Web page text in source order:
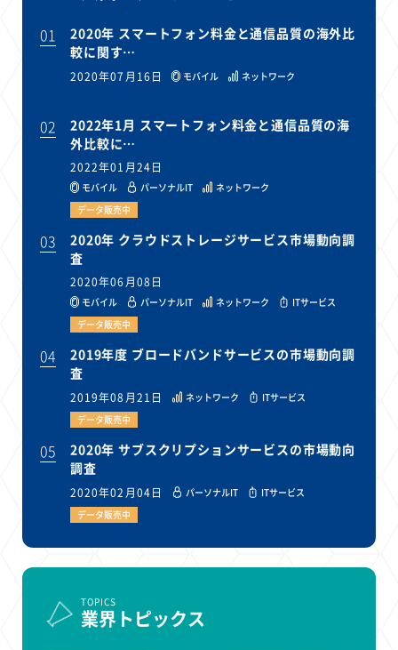
01
2020年 スマートフォン料金と通信品質の海外比
較に関す…
2020年07月16日 モバイル ネットワーク
02
2022年1月 スマートフォン料金と通信品質の海
外比較に…
2022年01月24日
モバイル パーソナルIT
ネットワーク
データ販売中
03
2020年 クラウドストレージサービス市場動向調
査
2020年06月08日
モバイル パーソナルIT ネットワーク
ITサービス
データ販売中
04
2019年度 ブロードバンドサービスの市場動向調
査
2019年08月21日 ネットワーク
ITサービス
データ販売中
05
2020年 サブスクリプションサービスの市場動向
調査
2020年02月04日 パーソナルIT
ITサービス
データ販売中
TOPICS
業界トピックス